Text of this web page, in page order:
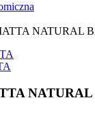
NATURAL